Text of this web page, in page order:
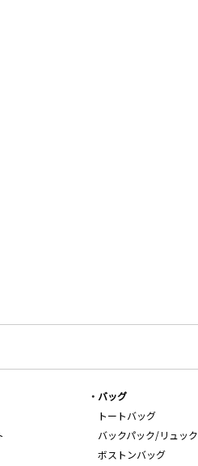
バッグ
トートバッグ
バックパック/リュック
ボストンバッグ